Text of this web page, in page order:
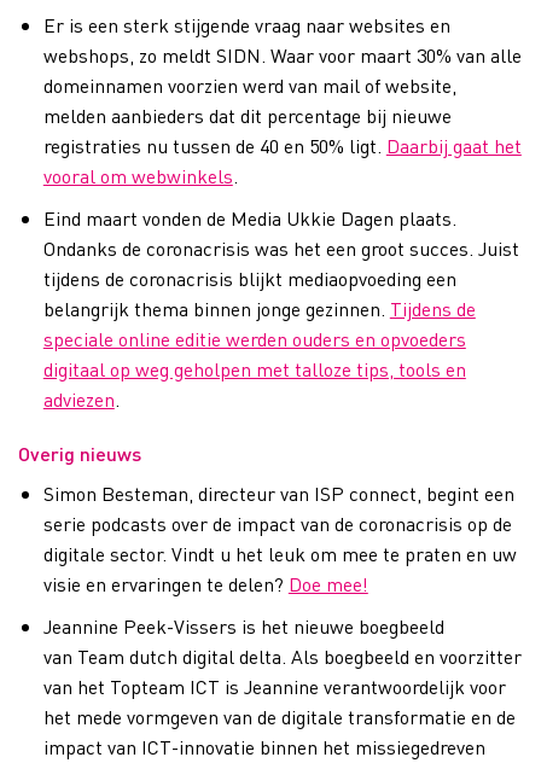
Er is een sterk stijgende vraag naar websites en
webshops, zo meldt SIDN. Waar voor maart 30% van alle
domeinnamen voorzien werd van mail of website,
melden aanbieders dat dit percentage bij nieuwe
registraties nu tussen de 40 en 50% ligt. Daarbij gaat het
vooral om webwinkels
Eind maart vonden de Media Ukkie Dagen plaats.
Ondanks de coronacrisis was het een groot succes. Juist
tijdens de coronacrisis blijkt mediaopvoeding een
belangrijk thema binnen jonge gezinnen. Tijdens de
speciale online editie werden ouders en opvoeders
digitaal op weg geholpen met talloze tips, tools en
adviezen
Overig nieuws
Simon Besteman, directeur van ISP connect, begint een
serie podcasts over de impact van de coronacrisis op de
digitale sector. Vindt u het leuk om mee te praten en uw
visie en ervaringen te delen? Doe mee!
Jeannine Peek-Vissers is het nieuwe boegbeeld
van Team dutch digital delta. Als boegbeeld en voorzitter
van het Topteam ICT is Jeannine verantwoordelijk voor
het mede vormgeven van de digitale transformatie en de
impact van ICT-innovatie binnen het missiegedreven